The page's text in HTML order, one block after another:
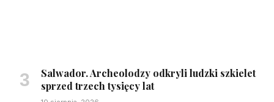
Salwador. Archeolodzy odkryli ludzki szkielet
sprzed trzech tysięcy lat